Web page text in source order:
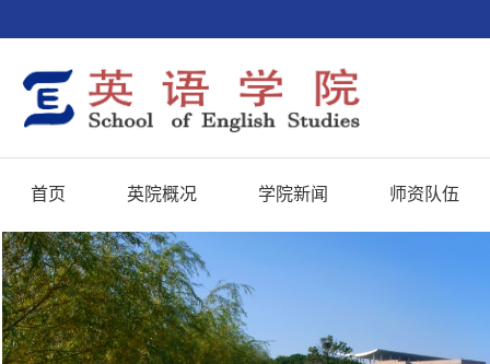
首页 英院概况 学院新闻 师资队伍